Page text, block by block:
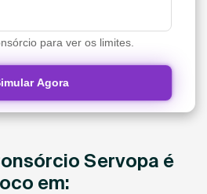
para ver os limites.
Agora
Servopa é
em: